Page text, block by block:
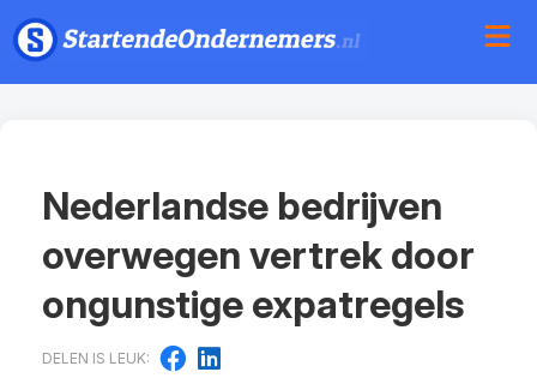
Nederlandse bedrijven
overwegen vertrek door
ongunstige expatregels
DELEN IS LEUK: